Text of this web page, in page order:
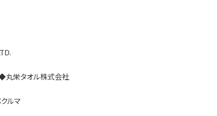
丸栄タオル株式会社
ルマ